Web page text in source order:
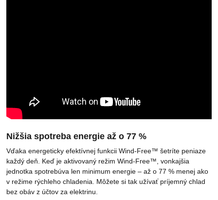
Nižšia spotreba energie až o 77 %
Vďaka energeticky efektívnej funkcii Wind-Free™ šetríte peniaze
každý deň. Keď je aktivovaný režim Wind-Free™, vonkajšia
jednotka spotrebúva len minimum energie – až o 77 % menej ako
v režime rýchleho chladenia. Môžete si tak užívať príjemný chlad
bez obáv z účtov za elektrinu.